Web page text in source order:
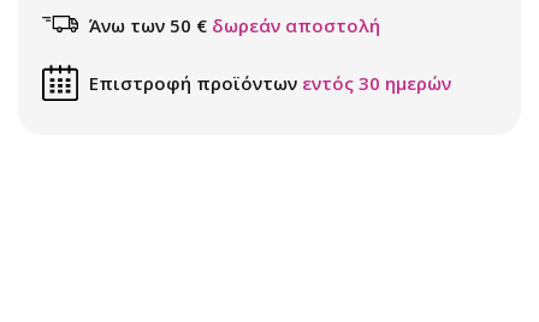
Άνω των 50 € δωρεάν αποστολή
Επιστροφή προϊόντων εντός 30 ημερών